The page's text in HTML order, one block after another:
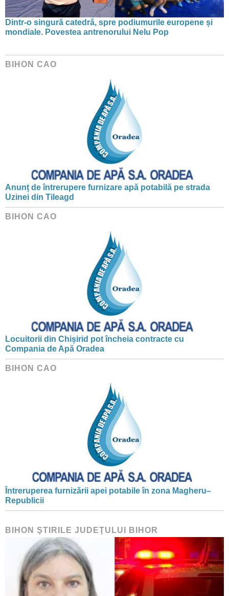
Dintr-o singură catedră, spre podiumurile europene și
mondiale. Povestea antrenorului Nelu Pop
BIHON CAO
Anunț de întrerupere furnizare apă potabilă pe strada
Uzinei din Tileagd
BIHON CAO
Locuitorii din Chișirid pot încheia contracte cu
Compania de Apă Oradea
BIHON CAO
Întreruperea furnizării apei potabile în zona Magheru–
Republicii
BIHON ŞTIRILE JUDEŢULUI BIHOR